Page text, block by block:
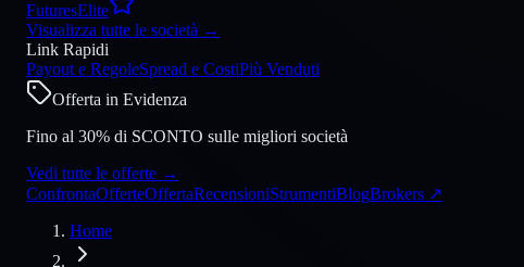
FuturesElite
Visualizza tutte le società →
Link Rapidi
Payout e RegoleSpread e CostiPiù Venduti
Offerta in Evidenza
Fino al 30% di SCONTO sulle migliori società
Vedi tutte le offerte →
ConfrontaOfferteOffertaRecensioniStrumentiBlogBrokers ↗
Home